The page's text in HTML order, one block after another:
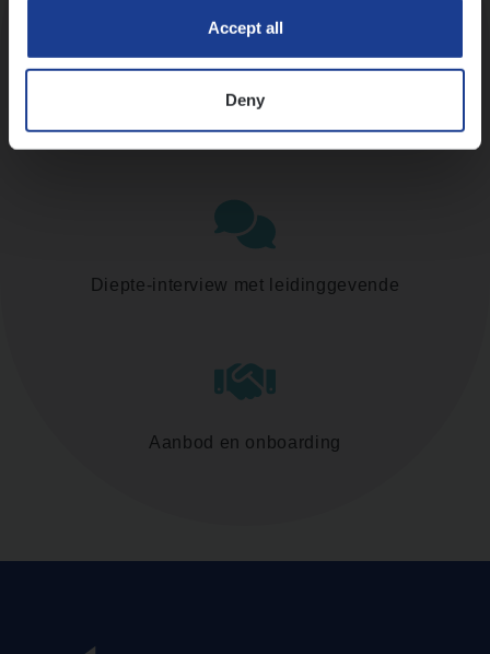
Accept all
Deny
Assessment
Diepte-interview met leidinggevende
Aanbod en onboarding